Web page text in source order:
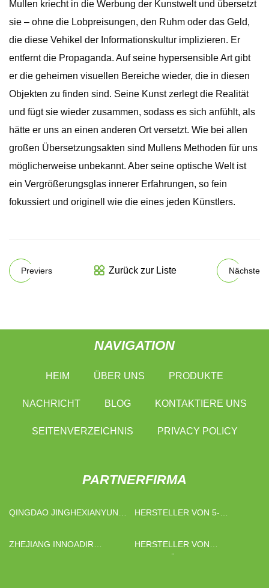
Mullen kriecht in die Werbung der Kunstwelt und übersetzt
sie – ohne die Lobpreisungen, den Ruhm oder das Geld,
die diese Vehikel der Informationskultur implizieren. Er
entfernt die Propaganda. Auf seine hypersensible Art gibt
er die geheimen visuellen Bereiche wieder, die in diesen
Objekten zu finden sind. Seine Kunst zerlegt die Realität
und fügt sie wieder zusammen, sodass es sich anfühlt, als
hätte er uns an einen anderen Ort versetzt. Wie bei allen
großen Übersetzungsakten sind Mullens Methoden für uns
möglicherweise unbekannt. Aber seine optische Welt ist
ein Vergrößerungsglas innerer Erfahrungen, so fein
fokussiert und originell wie die eines jeden Künstlers.
Previers Zurück zur Liste Nächste
NAVIGATION
HEIM ÜBER UNS PRODUKTE
NACHRICHT BLOG KONTAKTIERE UNS
SEITENVERZEICHNIS PRIVACY POLICY
PARTNERFIRMA
QINGDAO JINGHEXIANYUN
INTERNATIONAL HANDEL
HERSTELLER VON 5-
BEARBEITUNGEN
ZHEJIANG INNOADIR
HERSTELLER VON